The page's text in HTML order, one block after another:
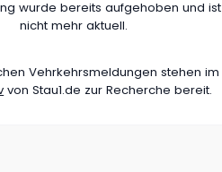
wurde bereits aufgehoben und ist
nicht mehr aktuell.
Vehrkehrsmeldungen stehen im
von Stau1.de zur Recherche bereit.